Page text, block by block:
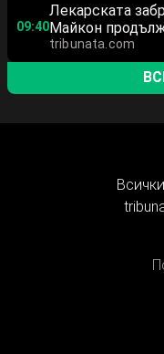
09:40
Лекарската
Майкон
tribunata.com